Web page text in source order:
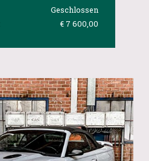
Geschlossen
€ 7 600,00